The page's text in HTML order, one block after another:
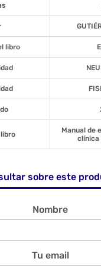
libro
Manual de
clínica
sobre este
Nombre
Tu email